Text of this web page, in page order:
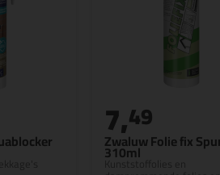
Zwaluw Folie fix
310ml
Kunststoffolies en
7,49